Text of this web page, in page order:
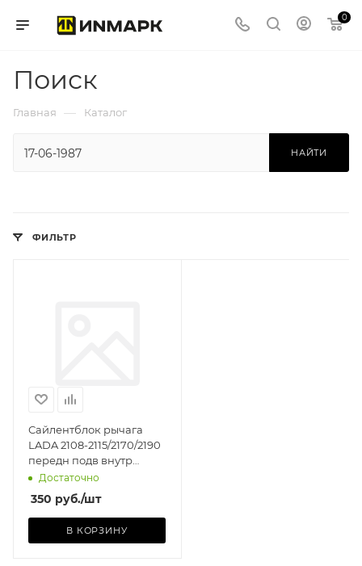
0
Поиск
Главная — Каталог
НАЙТИ
ФИЛЬТР
Сайлентблок рычага
LADA 2108-2115/2170/2190
передн подв внутр
ТОЧКА ОПОРЫ
Достаточно
350 руб./шт
В КОРЗИНУ